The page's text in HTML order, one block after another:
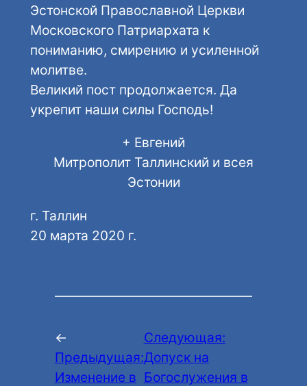
Эстонской Православной Церкви
Московского Патриархата к
пониманию, смирению и усиленной
молитве.
Великий пост продолжается. Да
укрепит наши силы Господь!
+ Евгений
Митрополит Таллинский и всея
Эстонии
г. Таллин
20 марта 2020 г.
←
Предыдущая:
Изменение в
Следующая:
Допуск на
Богослужения в